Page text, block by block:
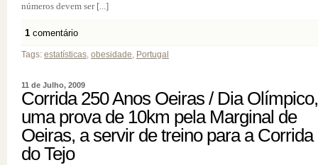
números devem ser [...]
1 comentário
Tags: estatísticas, obesidade, Portugal
11 de Julho, 2009
Corrida 250 Anos Oeiras / Dia Olímpico,
uma prova de 10km pela Marginal de
Oeiras, a servir de treino para a Corrida
do Tejo